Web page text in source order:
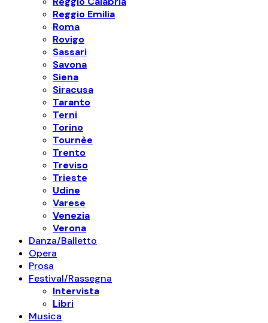
Reggio Emilia
Roma
Rovigo
Sassari
Savona
Siena
Siracusa
Taranto
Terni
Torino
Tournèe
Trento
Treviso
Trieste
Udine
Varese
Venezia
Verona
Danza/Balletto
Opera
Prosa
Festival/Rassegna
Intervista
Libri
Musica